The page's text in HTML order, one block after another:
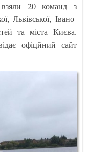
20 команд з
Львівської, Івано-
та міста Києва.
офіцйний сайт